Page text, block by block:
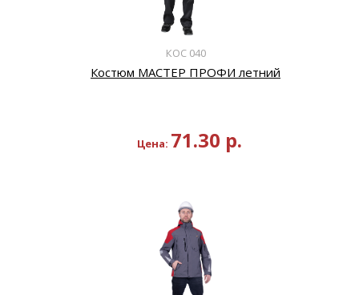
КОС 040
Костюм МАСТЕР ПРОФИ летний
Цена: 71.30 р.